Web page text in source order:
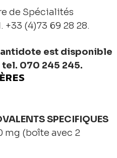
de Spécialités
+33 (4)73 69 28 28.
antidote est disponible
070 245 245.
SPECIFIQUES
mg (boîte avec 2